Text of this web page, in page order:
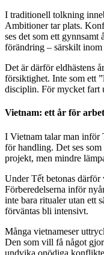
I traditionell tolkning
Ambitioner tar plats.
ses det som ett
förändring – särskilt
Det är därför eldhästens
försiktighet. Inte som ett
disciplin. För mycket fart
Vietnam: ett år för
I Vietnam talar man inför
för handling. Det ses
projekt, men mindre
Under Tết betonas
Förberedelserna inför
inte bara ritualer utan ett
förväntas bli intensivt.
Många vietnameser
Den som vill få något
undvika onödiga